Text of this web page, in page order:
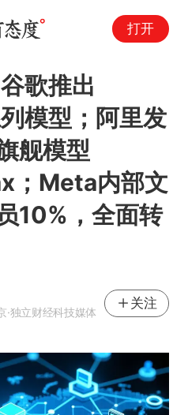
打开
歌推出
模型；阿里发
舰模型
；Meta内部文
10%，全面转
·独立财经科技媒体
关注